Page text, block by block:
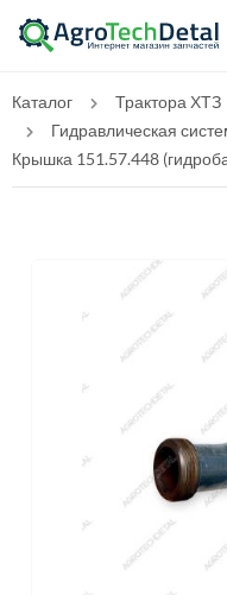
Каталог Трактора ХТЗ
Гидравлическая
Крышка 151.57.448